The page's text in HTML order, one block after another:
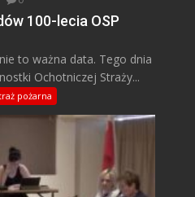
100-lecia OSP
to ważna data. Tego dnia
Ochotniczej Straży...
pożarna